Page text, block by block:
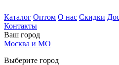
Каталог Оптом О нас Скидки
Контакты
Ваш город
Москва и МО
Выберите город